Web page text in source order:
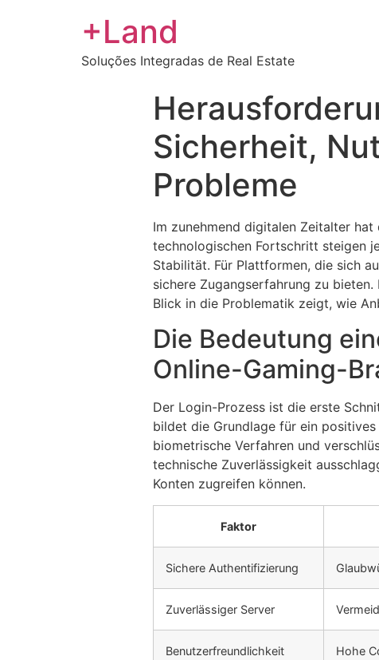
+Land
Soluções Integradas de Real Estate
Sicherheit,
Probleme
Im zunehmend digitalen Zeitalter
technologischen Fortschritt steigen
Stabilität. Für Plattformen, die sich
sichere Zugangserfahrung zu
Blick in die Problematik zeigt, wie
Die Bedeutung
Online-Gaming-
Der Login-Prozess ist die erste
bildet die Grundlage für ein
biometrische Verfahren und
technische Zuverlässigkeit
Konten zugreifen können.
Faktor
Sichere Authentifizierung
Zuverlässiger Server
Benutzerfreundlichkeit Hohe